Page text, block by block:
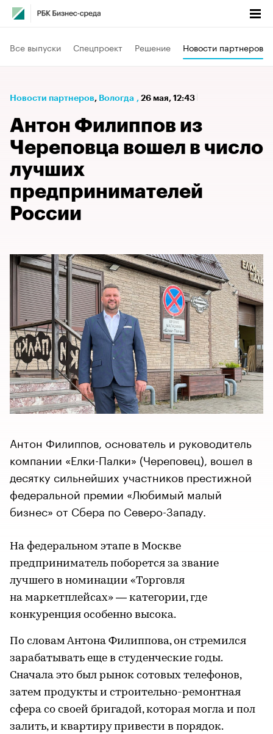
Все выпуски Спецпроект Решение Новости партнеров
Новости партнеров⁠, Вологда , 26 мая, 12:43
Антон Филиппов из
Череповца вошел в число
лучших
предпринимателей
России
Антон Филиппов, основатель и руководитель
компании «Елки-Палки» (Череповец), вошел в
десятку сильнейших участников престижной
федеральной премии «Любимый малый
бизнес» от Сбера по Северо-Западу.
На федеральном этапе в Москве
предприниматель поборется за звание
лучшего в номинации «Торговля
на маркетплейсах» — категории, где
конкуренция особенно высока.
По словам Антона Филиппова, он стремился
зарабатывать еще в студенческие годы.
Сначала это был рынок сотовых телефонов,
затем продукты и строительно-ремонтная
сфера со своей бригадой, которая могла и пол
залить, и квартиру привести в порядок.